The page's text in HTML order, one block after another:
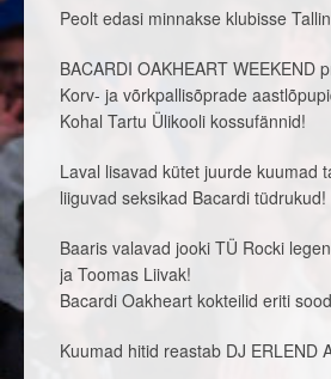
Peolt edasi minnakse klubisse
BACARDI OAKHEART WEEKEND
Korv- ja võrkpallisõprade
Kohal Tartu Ülikooli kossufännid!
Laval lisavad kütet juurde kuumad
liiguvad seksikad Bacardi tüdrukud!
Baaris valavad jooki TÜ Rocki
ja Toomas Liivak!
Bacardi Oakheart kokteilid eriti
Kuumad hitid reastab DJ ERLEND